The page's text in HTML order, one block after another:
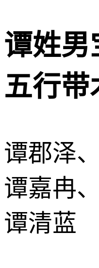
谭姓男
五行带
谭郡泽
谭嘉冉
谭清蓝